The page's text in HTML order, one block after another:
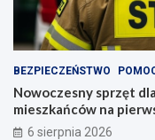
BEZPIECZEŃSTWO
Nowoczesny sprzęt
mieszkańców na
6 sierpnia 2026